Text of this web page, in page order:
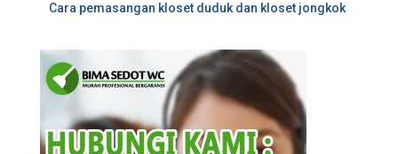
Cara pemasangan kloset duduk dan kloset jongkok